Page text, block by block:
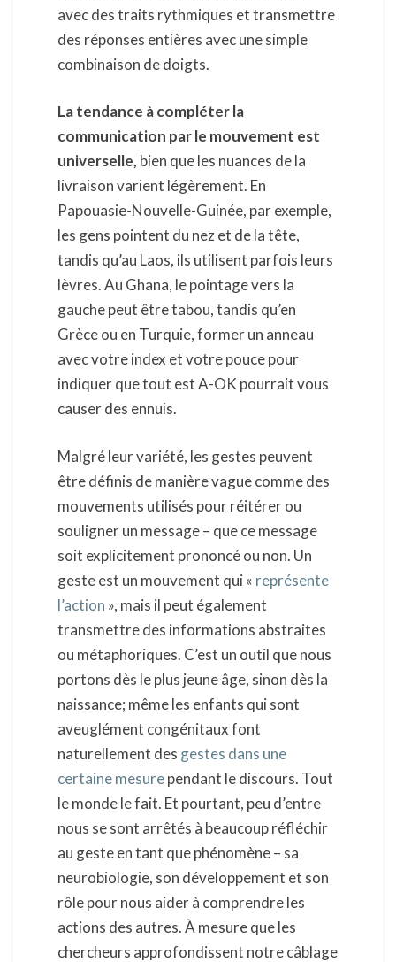
avec des traits rythmiques et transmettre
des réponses entières avec une simple
combinaison de doigts.
La tendance à compléter la
communication par le mouvement est
universelle, bien que les nuances de la
livraison varient légèrement. En
Papouasie-Nouvelle-Guinée, par exemple,
les gens pointent du nez et de la tête,
tandis qu’au Laos, ils utilisent parfois leurs
lèvres. Au Ghana, le pointage vers la
gauche peut être tabou, tandis qu’en
Grèce ou en Turquie, former un anneau
avec votre index et votre pouce pour
indiquer que tout est A-OK pourrait vous
causer des ennuis.
Malgré leur variété, les gestes peuvent
être définis de manière vague comme des
mouvements utilisés pour réitérer ou
souligner un message – que ce message
soit explicitement prononcé ou non. Un
geste est un mouvement qui « représente
l’action », mais il peut également
transmettre des informations abstraites
ou métaphoriques. C’est un outil que nous
portons dès le plus jeune âge, sinon dès la
naissance; même les enfants qui sont
aveuglément congénitaux font
naturellement des gestes dans une
certaine mesurependant le discours. Tout
le monde le fait. Et pourtant, peu d’entre
nous se sont arrêtés à beaucoup réfléchir
au geste en tant que phénomène – sa
neurobiologie, son développement et son
rôle pour nous aider à comprendre les
actions des autres. À mesure que les
chercheurs approfondissent notre câblage